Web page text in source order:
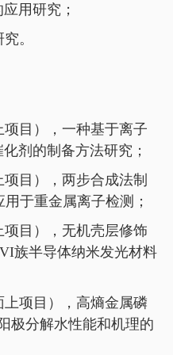
用研究；
。
目），一种基于离子
剂的制备方法研究；
目），两步合成法制
于重金属离子检测；
目），无机壳层修饰
VI族半导体纳米发光材料
项目），高熵金属磷
极分解水性能和机理的